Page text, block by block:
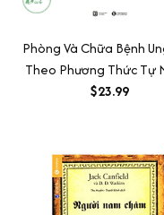
Phòng Và Chữa Bệnh
Theo Phương Thức Tự
$23.99